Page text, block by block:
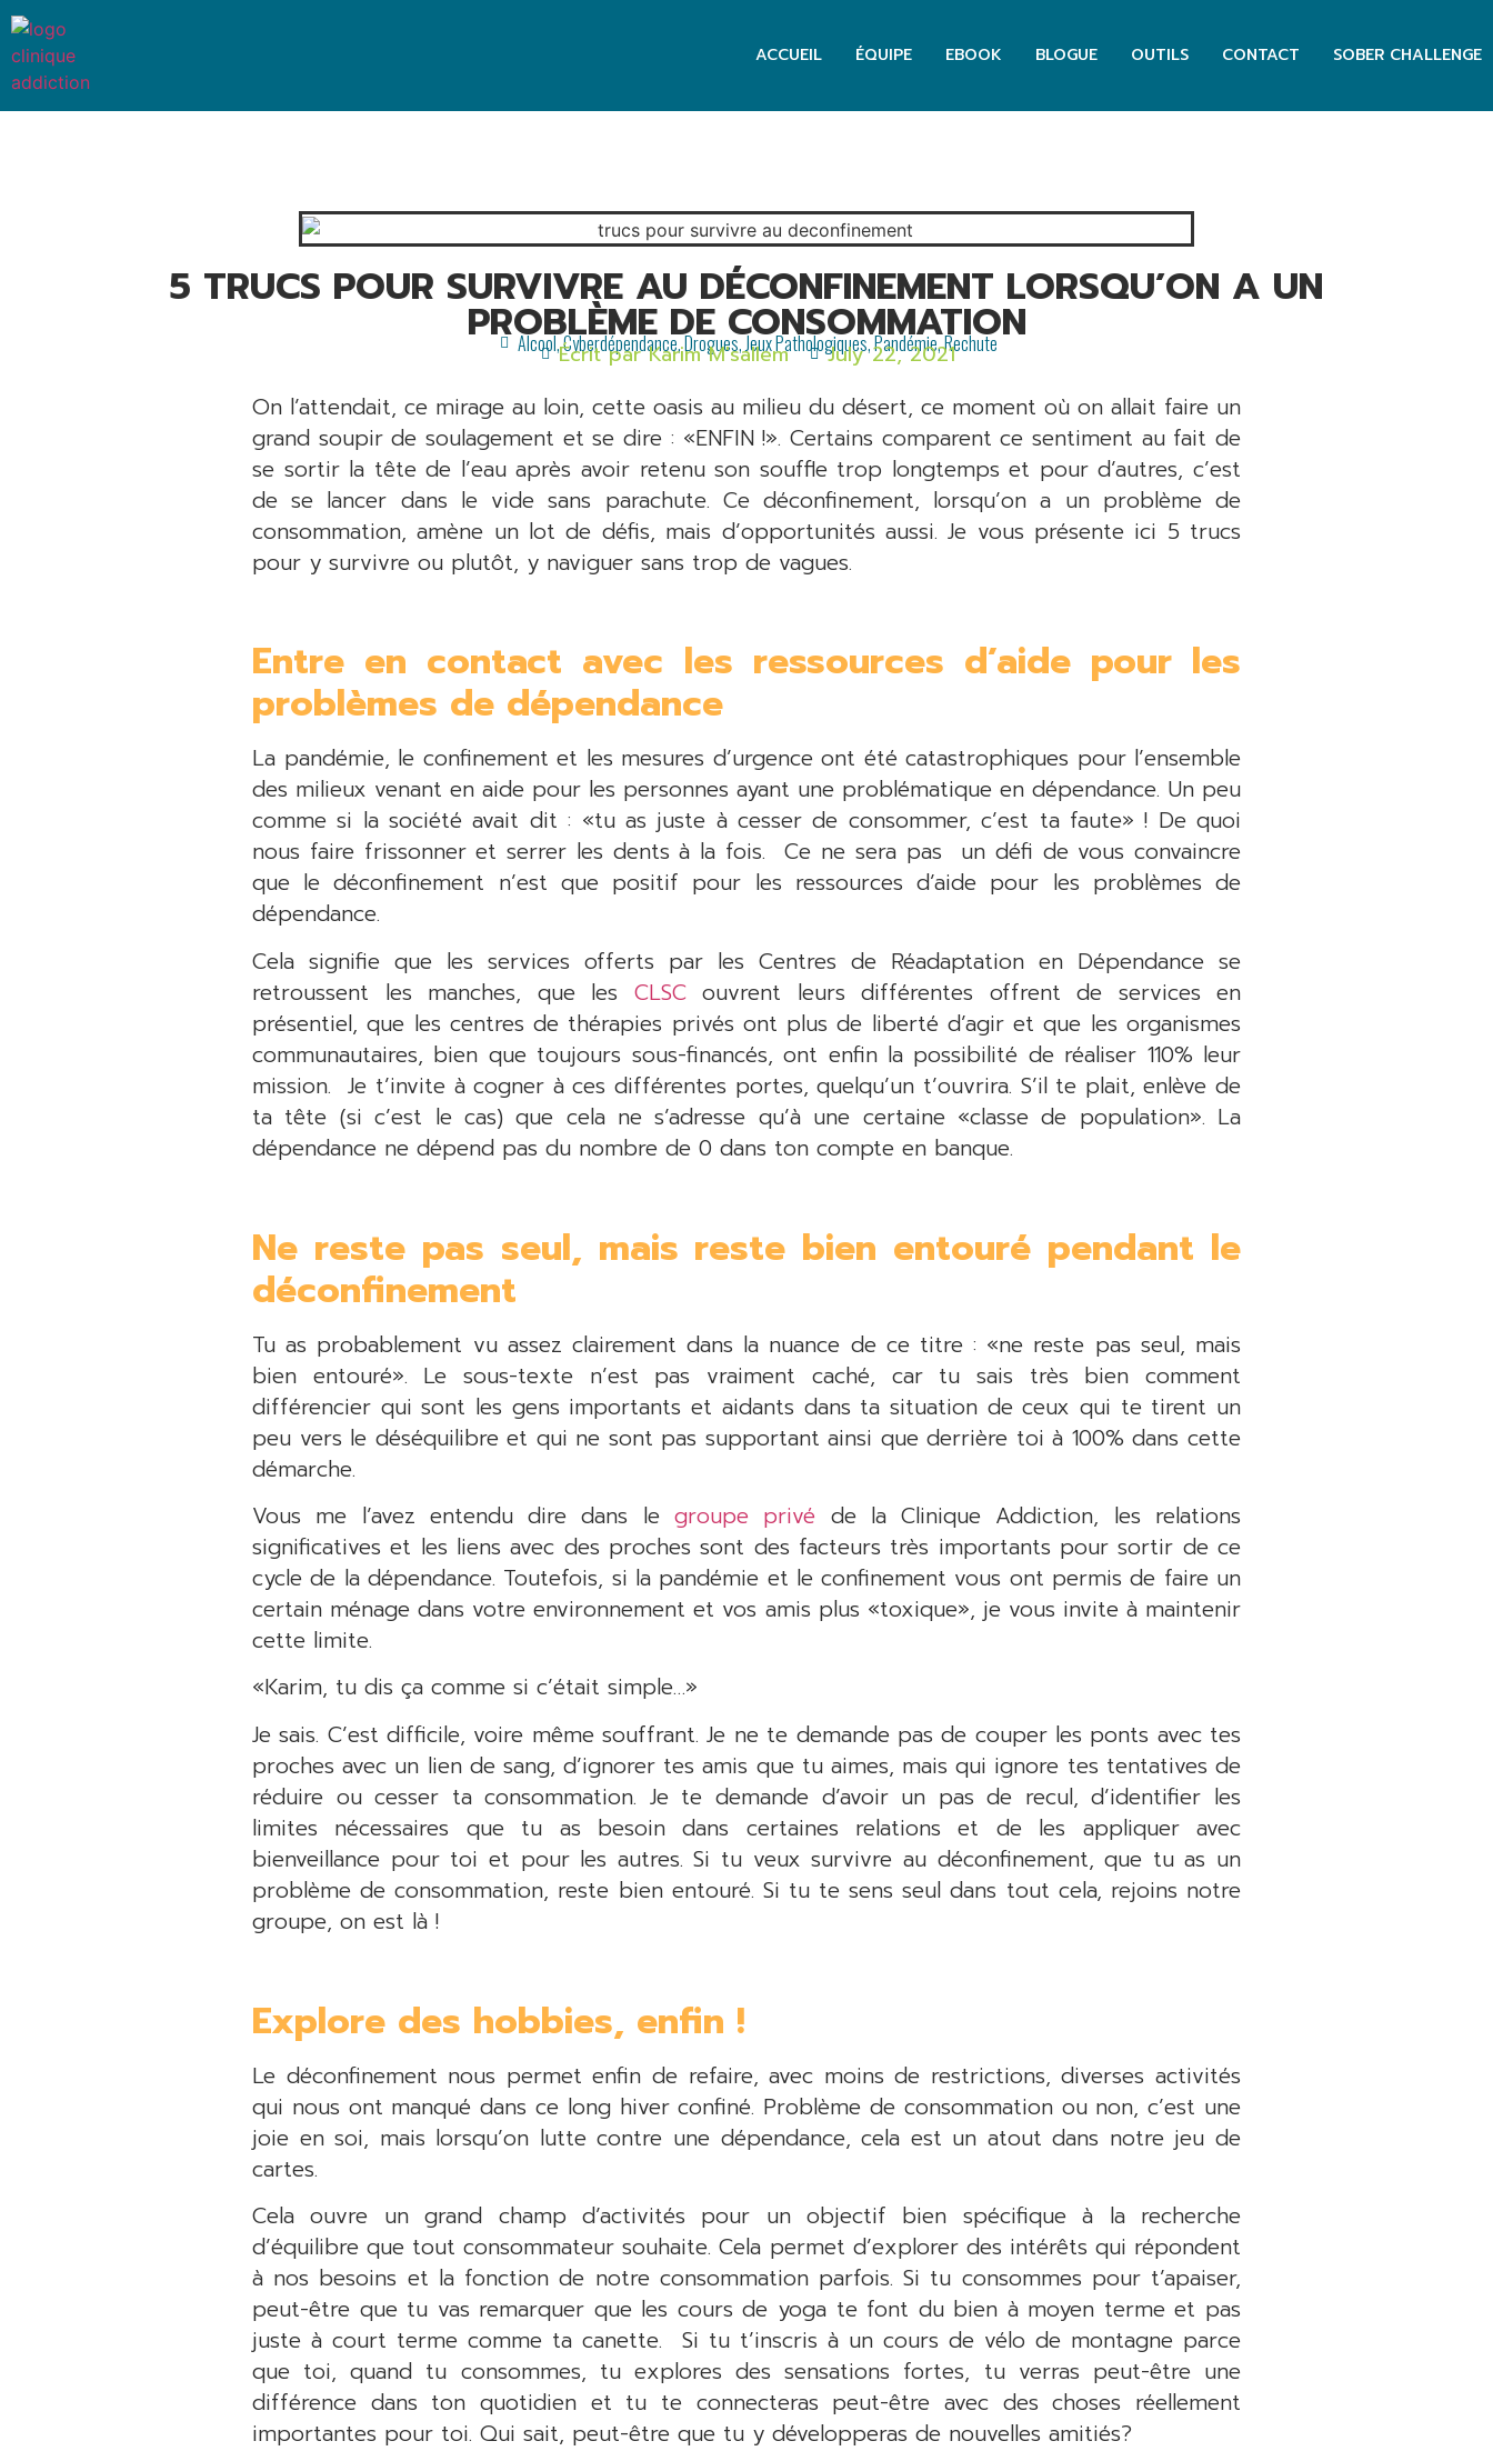
ACCUEIL ÉQUIPE EBOOK BLOGUE OUTILS CONTACT SOBER CHALLENGE
5 TRUCS POUR SURVIVRE AU DÉCONFINEMENT LORSQU’ON A UN
PROBLÈME DE CONSOMMATION
Alcool,Cyberdépendance,Drogues,Jeux Pathologiques,Pandémie,Rechute
Écrit parKarim M'sallem July 22, 2021
On l’attendait, ce mirage au loin, cette oasis au milieu du désert, ce moment où on allait faire un
grand soupir de soulagement et se dire : «ENFIN !». Certains comparent ce sentiment au fait de
se sortir la tête de l’eau après avoir retenu son souffle trop longtemps et pour d’autres, c’est
de se lancer dans le vide sans parachute. Ce déconfinement, lorsqu’on a un problème de
consommation, amène un lot de défis, mais d’opportunités aussi. Je vous présente ici 5 trucs
pour y survivre ou plutôt, y naviguer sans trop de vagues.
Entre en contact avec les ressources d’aide pour les
problèmes de dépendance
La pandémie, le confinement et les mesures d’urgence ont été catastrophiques pour l’ensemble
des milieux venant en aide pour les personnes ayant une problématique en dépendance. Un peu
comme si la société avait dit : «tu as juste à cesser de consommer, c’est ta faute» ! De quoi
nous faire frissonner et serrer les dents à la fois. Ce ne sera pas un défi de vous convaincre
que le déconfinement n’est que positif pour les ressources d’aide pour les problèmes de
dépendance.
Cela signifie que les services offerts par les Centres de Réadaptation en Dépendance se
retroussent les manches, que les CLSCouvrent leurs différentes offrent de services en
présentiel, que les centres de thérapies privés ont plus de liberté d’agir et que les organismes
communautaires, bien que toujours sous-financés, ont enfin la possibilité de réaliser 110% leur
mission. Je t’invite à cogner à ces différentes portes, quelqu’un t’ouvrira. S’il te plait, enlève de
ta tête (si c’est le cas) que cela ne s’adresse qu’à une certaine «classe de population». La
dépendance ne dépend pas du nombre de 0 dans ton compte en banque.
Ne reste pas seul, mais reste bien entouré pendant le
déconfinement
Tu as probablement vu assez clairement dans la nuance de ce titre : «ne reste pas seul, mais
bien entouré». Le sous-texte n’est pas vraiment caché, car tu sais très bien comment
différencier qui sont les gens importants et aidants dans ta situation de ceux qui te tirent un
peu vers le déséquilibre et qui ne sont pas supportant ainsi que derrière toi à 100% dans cette
démarche.
Vous me l’avez entendu dire dans le groupe privé de la Clinique Addiction, les relations
significatives et les liens avec des proches sont des facteurs très importants pour sortir de ce
cycle de la dépendance. Toutefois, si la pandémie et le confinement vous ont permis de faire un
certain ménage dans votre environnement et vos amis plus «toxique», je vous invite à maintenir
cette limite.
«Karim, tu dis ça comme si c’était simple…»
Je sais. C’est difficile, voire même souffrant. Je ne te demande pas de couper les ponts avec tes
proches avec un lien de sang, d’ignorer tes amis que tu aimes, mais qui ignore tes tentatives de
réduire ou cesser ta consommation. Je te demande d’avoir un pas de recul, d’identifier les
limites nécessaires que tu as besoin dans certaines relations et de les appliquer avec
bienveillance pour toi et pour les autres. Si tu veux survivre au déconfinement, que tu as un
problème de consommation, reste bien entouré. Si tu te sens seul dans tout cela, rejoins notre
groupe, on est là !
Explore des hobbies, enfin !
Le déconfinement nous permet enfin de refaire, avec moins de restrictions, diverses activités
qui nous ont manqué dans ce long hiver confiné. Problème de consommation ou non, c’est une
joie en soi, mais lorsqu’on lutte contre une dépendance, cela est un atout dans notre jeu de
cartes.
Cela ouvre un grand champ d’activités pour un objectif bien spécifique à la recherche
d’équilibre que tout consommateur souhaite. Cela permet d’explorer des intérêts qui répondent
à nos besoins et la fonction de notre consommation parfois. Si tu consommes pour t’apaiser,
peut-être que tu vas remarquer que les cours de yoga te font du bien à moyen terme et pas
juste à court terme comme ta canette. Si tu t’inscris à un cours de vélo de montagne parce
que toi, quand tu consommes, tu explores des sensations fortes, tu verras peut-être une
différence dans ton quotidien et tu te connecteras peut-être avec des choses réellement
importantes pour toi. Qui sait, peut-être que tu y développeras de nouvelles amitiés?